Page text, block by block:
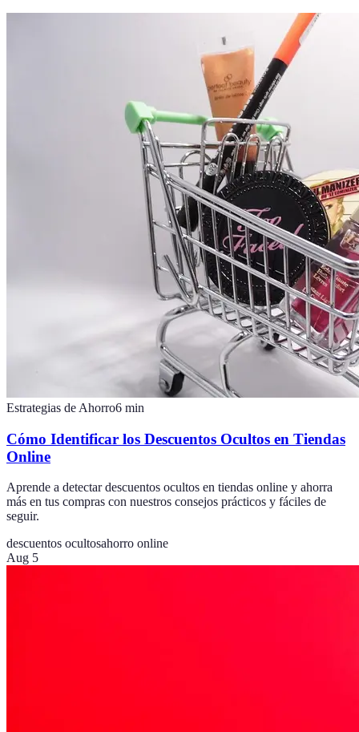
Estrategias de Ahorro6 min
Cómo Identificar los Descuentos Ocultos en Tiendas
Online
Aprende a detectar descuentos ocultos en tiendas online y ahorra
más en tus compras con nuestros consejos prácticos y fáciles de
seguir.
descuentos ocultosahorro online
Aug 5